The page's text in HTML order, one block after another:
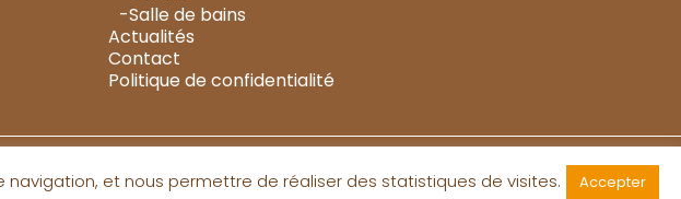
-Salle de bains
Actualités
Contact
Politique de confidentialité
Une créationHurrah Luna !
et nous permettre de réaliser des statistiques de visites. Accepter